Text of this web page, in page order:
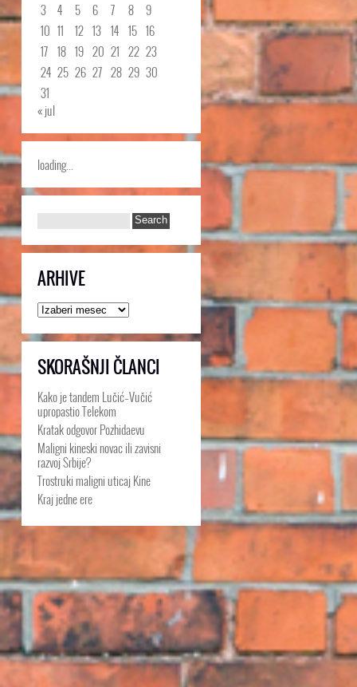
3
4 5 6 7 8
9
10 11 12 13 14 15 16
17 18 19 20 21 22 23
24 25 26 27 28 29 30
31
« jul
loading...
ARHIVE
Arhive
SKORAŠNJI ČLANCI
Kako je tandem Lučić–Vučić
upropastio Telekom
Kratak odgovor Pozhidaevu
Maligni kineski novac ili zavisni
razvoj Srbije?
Trostruki maligni uticaj Kine
Kraj jedne ere